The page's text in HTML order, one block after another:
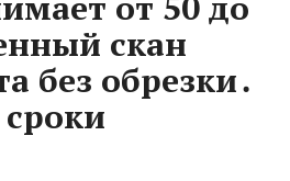
скан
без обрезки․